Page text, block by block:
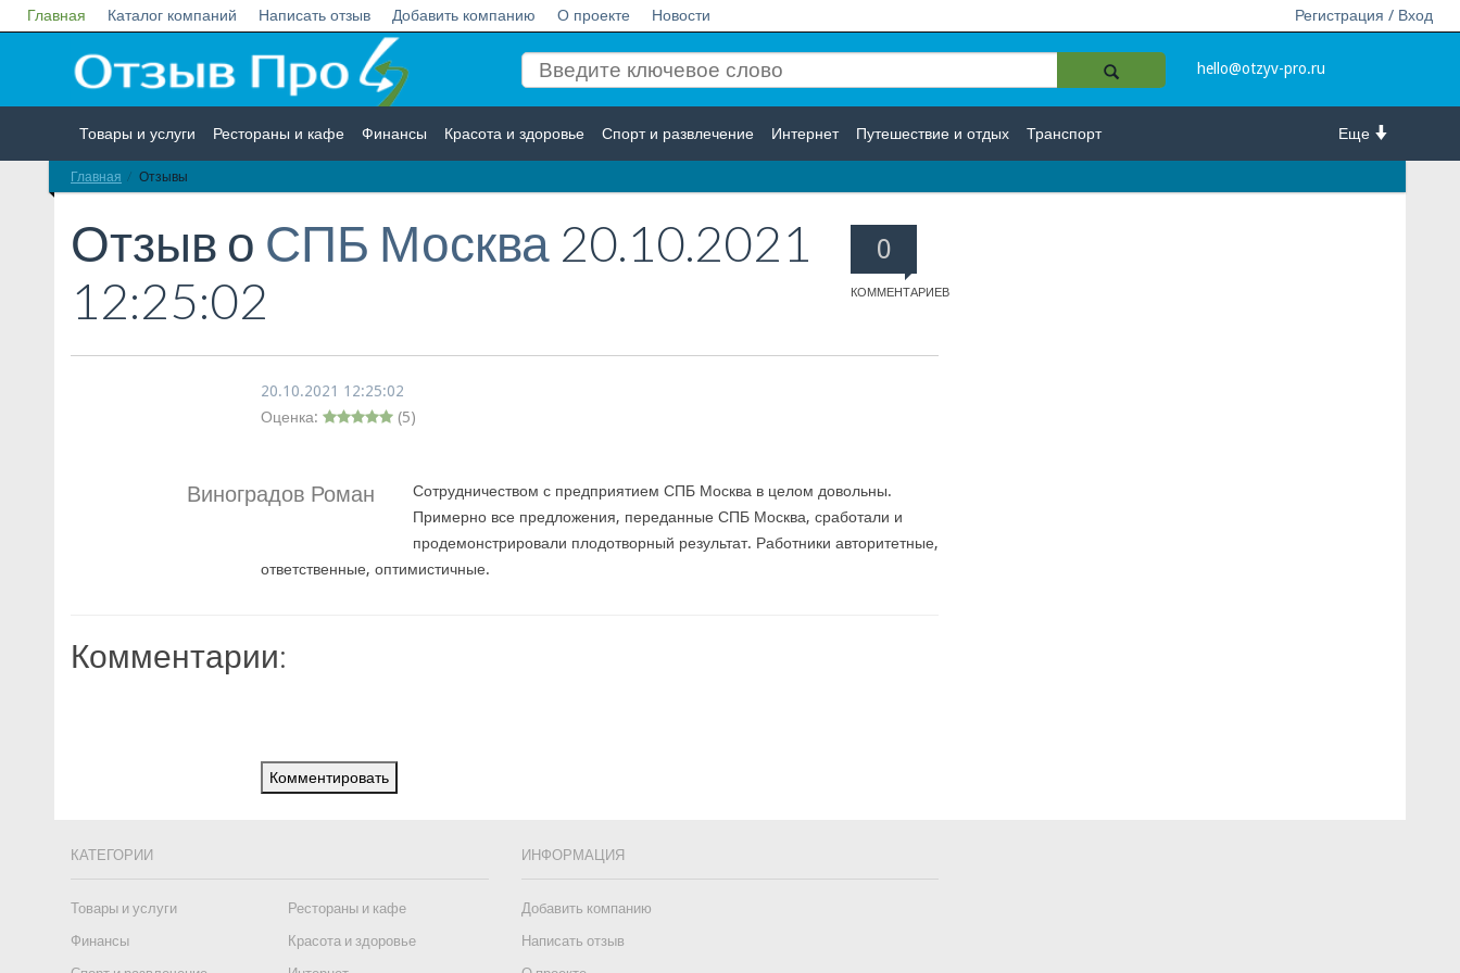
Главная Каталог компаний Написать отзыв Добавить компанию О проекте Новости Регистрация / Вход
hello@otzyv-pro.ru
Еще
Товары и услуги Рестораны и кафе Финансы Красота и здоровье Спорт и развлечение Интернет Путешествие и отдых Транспорт
Недвижимость
Главная Отзывы
0
КОММЕНТАРИЕВ
Отзыв о СПБ Москва 20.10.2021
12:25:02
20.10.2021 12:25:02
Оценка:
(5)
Виноградов Роман
Сотрудничеством с предприятием СПБ Москва в целом довольны.
Примерно все предложения, переданные СПБ Москва, сработали и
продемонстрировали плодотворный результат. Работники авторитетные,
ответственные, оптимистичные.
Комментарии:
Комментировать
КАТЕГОРИИ
Товары и услуги
Рестораны и кафе
Финансы
Красота и здоровье
ИНФОРМАЦИЯ
Добавить компанию
Написать отзыв